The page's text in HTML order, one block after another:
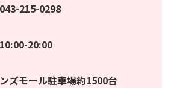
215-0298
20:00
ズモール駐車場約1500台